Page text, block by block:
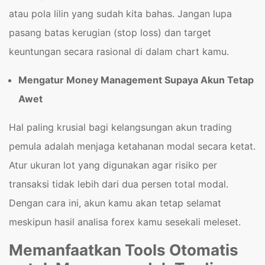
atau pola lilin yang sudah kita bahas. Jangan lupa
pasang batas kerugian (stop loss) dan target
keuntungan secara rasional di dalam chart kamu.
Mengatur Money Management Supaya Akun Tetap
Awet
Hal paling krusial bagi kelangsungan akun trading
pemula adalah menjaga ketahanan modal secara ketat.
Atur ukuran lot yang digunakan agar risiko per
transaksi tidak lebih dari dua persen total modal.
Dengan cara ini, akun kamu akan tetap selamat
meskipun hasil analisa forex kamu sesekali meleset.
Memanfaatkan Tools Otomatis